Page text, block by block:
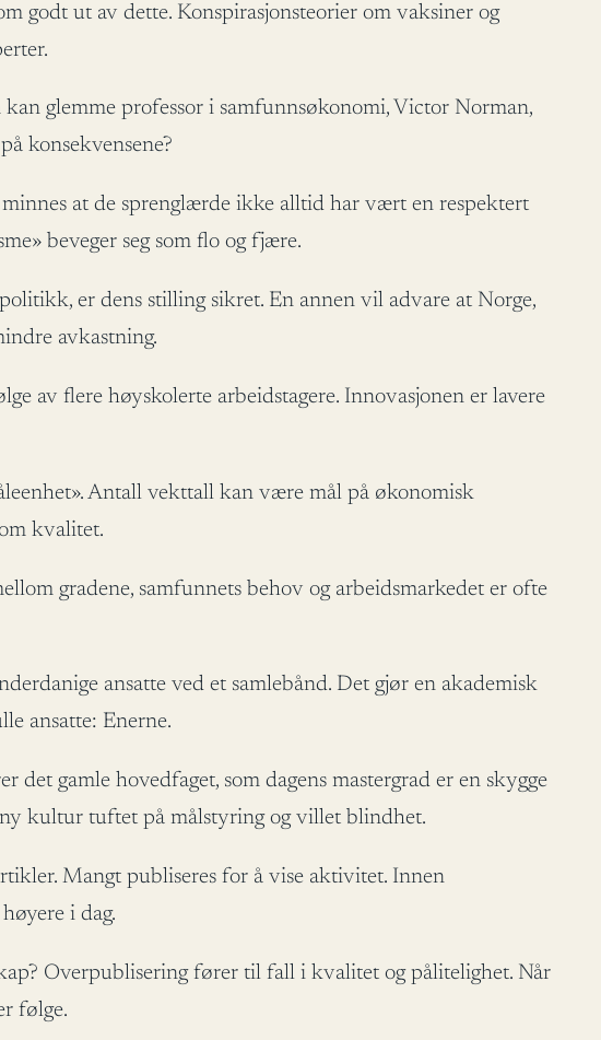
godt ut av dette. Konspirasjonsteorier om vaksiner og
glemme professor i samfunnsøkonomi, Victor Norman,
konsekvensene?
at de sprenglærde ikke alltid har vært en respektert
beveger seg som flo og fjære.
er dens stilling sikret. En annen vil advare at Norge,
avkastning.
av flere høyskolerte arbeidstagere. Innovasjonen er lavere
Antall vekttall kan være mål på økonomisk
kvalitet.
gradene, samfunnets behov og arbeidsmarkedet er ofte
ansatte ved et samlebånd. Det gjør en akademisk
ansatte: Enerne.
gamle hovedfaget, som dagens mastergrad er en skygge
ny kultur tuftet på målstyring og villet blindhet.
Mangt publiseres for å vise aktivitet. Innen
i dag.
Overpublisering fører til fall i kvalitet og pålitelighet. Når
følge.